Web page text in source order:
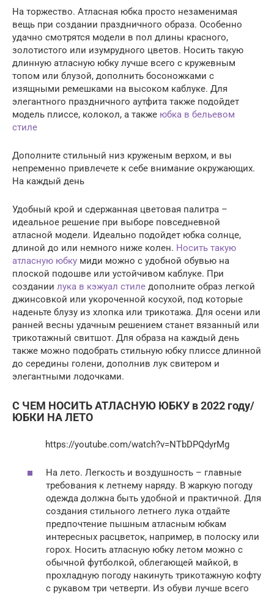
На торжество. Атласная юбка просто незаменимая
вещь при создании праздничного образа. Особенно
удачно смотрятся модели в пол длины красного,
золотистого или изумрудного цветов. Носить такую
длинную атласную юбку лучше всего с кружевным
топом или блузой, дополнить босоножками с
изящными ремешками на высоком каблуке. Для
элегантного праздничного аутфита также подойдет
модель плиссе, колокол, а также юбка в бельевом
стиле
Дополните стильный низ круженым верхом, и вы
непременно привлечете к себе внимание окружающих.
На каждый день
Удобный крой и сдержанная цветовая палитра –
идеальное решение при выборе повседневной
атласной модели. Идеально подойдет юбка солнце,
длиной до или немного ниже колен. Носить такую
атласную юбку миди можно с удобной обувью на
плоской подошве или устойчивом каблуке. При
создании лука в кэжуал стиле дополните образ легкой
джинсовкой или укороченной косухой, под которые
наденьте блузу из хлопка или трикотажа. Для осени или
ранней весны удачным решением станет вязанный или
трикотажный свитшот. Для образа на каждый день
также можно подобрать стильную юбку плиссе длинной
до середины голени, дополнив лук свитером и
элегантными лодочками.
С ЧЕМ НОСИТЬ АТЛАСНУЮ ЮБКУ в 2022 году/
ЮБКИ НА ЛЕТО
https://youtube.com/watch?v=NTbDPQdyrMg
На лето. Легкость и воздушность – главные
требования к летнему наряду. В жаркую погоду
одежда должна быть удобной и практичной. Для
создания стильного летнего лука отдайте
предпочтение пышным атласным юбкам
интересных расцветок, например, в полоску или
горох. Носить атласную юбку летом можно с
обычной футболкой, облегающей майкой, в
прохладную погоду накинуть трикотажную кофту
с рукавом три четверти. Из обуви лучше всего